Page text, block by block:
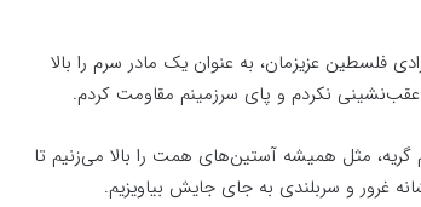
فلسطین عزیزمان، به عنوان یک مادر سرم را بالا
نکردم و پای سرزمینم مقاومت کردم.
مثل همیشه آستین‌های همت را بالا می‌زنیم تا
غرور و سربلندی به جای جایش بیاویزیم.